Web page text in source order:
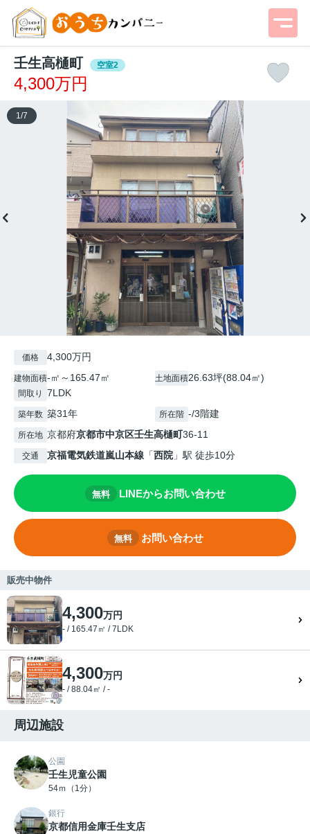
壬生高樋町 空室2
4,300万円
1 /7
価格 4,300万円
建物面積-㎡～165.47㎡ 土地面積26.63坪(88.04㎡)
間取り 7LDK
築年数 築31年 所在階 -/3階建
所在地 京都府京都市中京区壬生高樋町36-11
交通 京福電気鉄道嵐山本線 「西院 」駅 徒歩10分
無料 LINEからお問い合わせ
無料 お問い合わせ
販売中物件
4,300万円
- / 165.47㎡ / 7LDK
4,300万円
- / 88.04㎡ / -
周辺施設
公園
壬生児童公園
54ｍ（1分）
銀行
京都信用金庫壬生支店